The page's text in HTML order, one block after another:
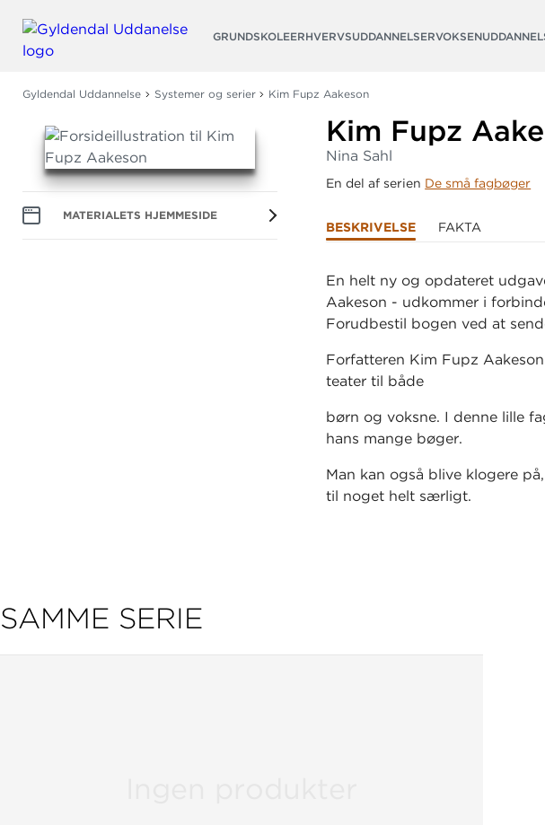
GRUNDSKOLEERHVERVSUDDANNELSER
Gyldendal Uddannelse Systemer og serier Kim Fupz Aakeson
MATERIALETS HJEMMESIDE
Kim Fupz
Nina Sahl
En del af serien De små fagbøger
BESKRIVELSE FAKTA
En helt ny og opdateret
Aakeson - udkommer i
Forudbestil bogen ved at
Forfatteren Kim Fupz
teater til både
børn og voksne. I denne lille
hans mange bøger.
Man kan også blive klogere
til noget helt særligt.
SAMME SERIE